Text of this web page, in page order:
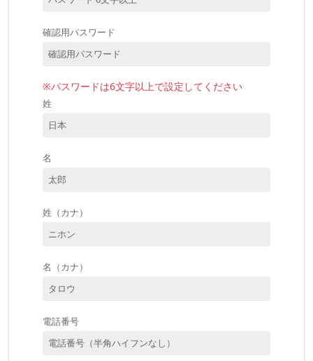
確認用パスワード
※パスワードは6文字以上で設定してください
姓
名
姓（カナ）
名（カナ）
電話番号